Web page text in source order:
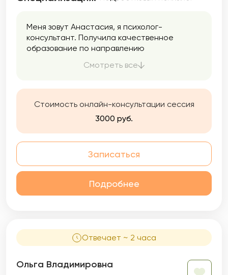
Меня зовут Анастасия, я психолог-
консультант. Получила качественное
образование по направлению
настоящее время продолжаю
клинической психологии. Это дает мне
более глубокое понимание механизмов
Смотреть все
Стоимость онлайн-консультации сессия
3000 руб.
Записаться
Подробнее
Отвечает ~ 2 часа
Ольга Владимировна